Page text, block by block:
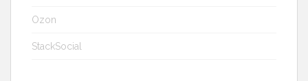
Ozon
StackSocial